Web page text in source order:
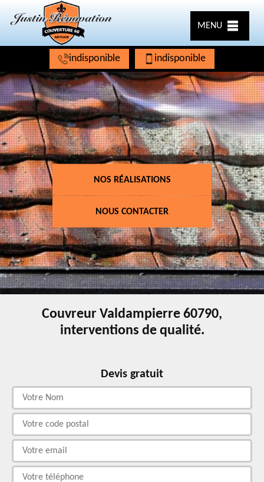
MENU
indisponible indisponible
NOS RÉALISATIONS
NOUS CONTACTER
Couvreur Valdampierre 60790,
interventions de qualité.
Devis gratuit